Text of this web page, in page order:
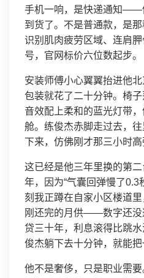
手机一响，是快递通知——
到货了。不是普通款，是
识别肌肉疲劳区域、连肩
号，官网标价六位数起步。
安装师傅小心翼翼抬进他
包装就花了二十分钟。椅
音效配上柔和的蓝光灯带
舱。练俊杰赤脚走过去，
下来，仿佛刚才那三小时高
这已经是他三年里换的第
年，因为“气囊回弹慢了0.3
刻我正蹲在自家小区楼道
刚还完的月供——数字还没
贷三十年，利息滚得比跳
俊杰躺下去十分钟，就能把
他不是奢侈，只是职业需